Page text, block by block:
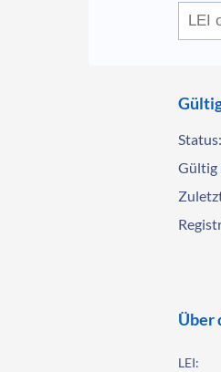
Status:
Gültig
Über
LEI: